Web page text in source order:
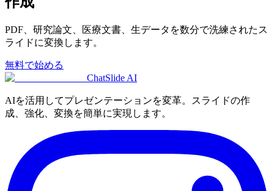
PDF、研究論文、医療文書、生データを数分で洗練されたス
ライドに変換します。
無料で始める
ChatSlide AI
AIを活用してプレゼンテーションを変革。スライドの作
成、強化、変換を簡単に実現します。